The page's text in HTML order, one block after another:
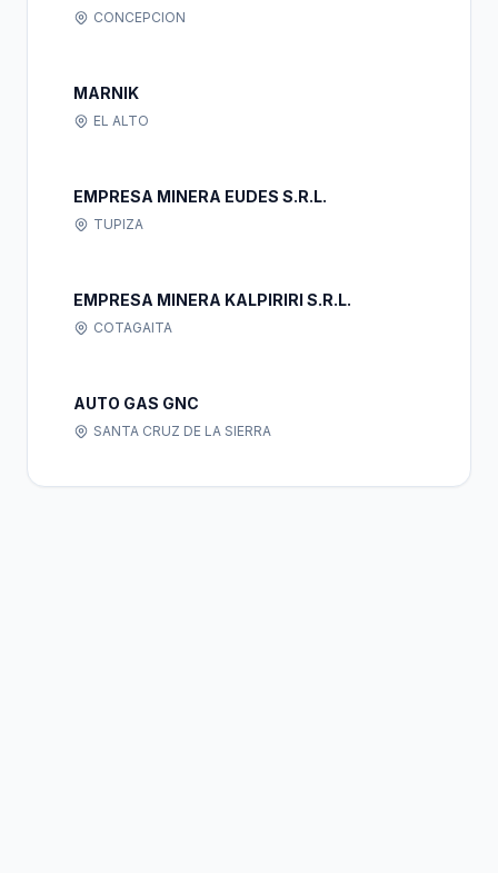
CONCEPCION
MARNIK
EL ALTO
EMPRESA MINERA EUDES S.R.L.
TUPIZA
EMPRESA MINERA KALPIRIRI S.R.L.
COTAGAITA
AUTO GAS GNC
SANTA CRUZ DE LA SIERRA